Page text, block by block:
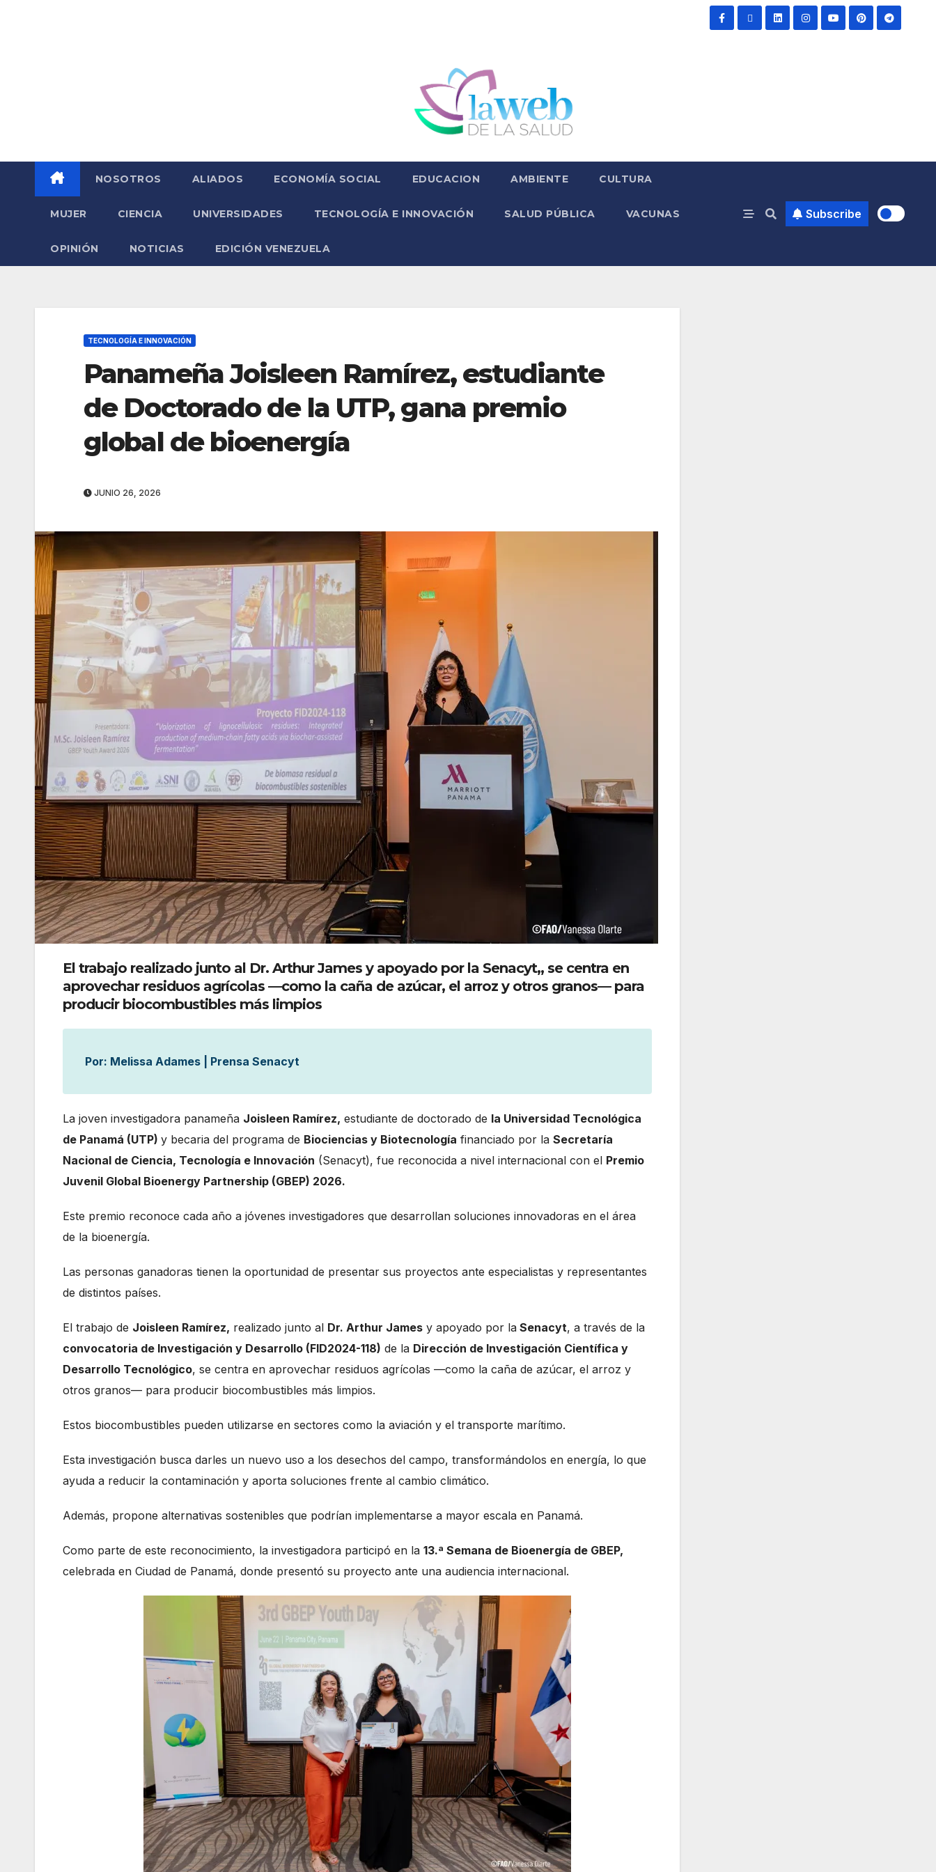
NOSOTROS ALIADOS ECONOMÍA SOCIAL EDUCACION AMBIENTE CULTURA
MUJER CIENCIA UNIVERSIDADES TECNOLOGÍA E INNOVACIÓN SALUD PÚBLICA VACUNAS
OPINIÓN NOTICIAS EDICIÓN VENEZUELA
Subscribe
TECNOLOGÍA E INNOVACIÓN
Panameña Joisleen Ramírez, estudiante
de Doctorado de la UTP, gana premio
global de bioenergía
JUNIO 26, 2026
El trabajo realizado junto al Dr. Arthur James y apoyado por la Senacyt,, se centra en
aprovechar residuos agrícolas —como la caña de azúcar, el arroz y otros granos— para
producir biocombustibles más limpios
Por: Melissa Adames | Prensa Senacyt
La joven investigadora panameña Joisleen Ramírez, estudiante de doctorado de la Universidad Tecnológica
de Panamá (UTP) y becaria del programa de Biociencias y Biotecnología financiado por la Secretaría
Nacional de Ciencia, Tecnología e Innovación (Senacyt), fue reconocida a nivel internacional con el Premio
Juvenil Global Bioenergy Partnership (GBEP) 2026.
Este premio reconoce cada año a jóvenes investigadores que desarrollan soluciones innovadoras en el área
de la bioenergía.
Las personas ganadoras tienen la oportunidad de presentar sus proyectos ante especialistas y representantes
de distintos países.
El trabajo de Joisleen Ramírez, realizado junto al Dr. Arthur James y apoyado por la Senacyt, a través de la
convocatoria de Investigación y Desarrollo (FID2024-118) de la Dirección de Investigación Científica y
Desarrollo Tecnológico, se centra en aprovechar residuos agrícolas —como la caña de azúcar, el arroz y
otros granos— para producir biocombustibles más limpios.
Estos biocombustibles pueden utilizarse en sectores como la aviación y el transporte marítimo.
Esta investigación busca darles un nuevo uso a los desechos del campo, transformándolos en energía, lo que
ayuda a reducir la contaminación y aporta soluciones frente al cambio climático.
Además, propone alternativas sostenibles que podrían implementarse a mayor escala en Panamá.
Como parte de este reconocimiento, la investigadora participó en la 13.ª Semana de Bioenergía de GBEP,
celebrada en Ciudad de Panamá, donde presentó su proyecto ante una audiencia internacional.